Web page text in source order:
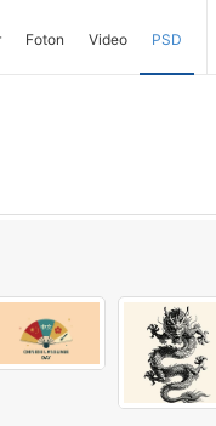
Foton Video PSD